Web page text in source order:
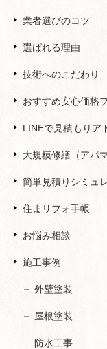
業者選びのコツ
選ばれる理由
技術へのこだわり
おすすめ安心価格
LINEで見積もりア
大規模修繕（アパマ
簡単見積りシミュ
住まリフォ手帳
お悩み相談
施工事例
外壁塗装
屋根塗装
防水工事